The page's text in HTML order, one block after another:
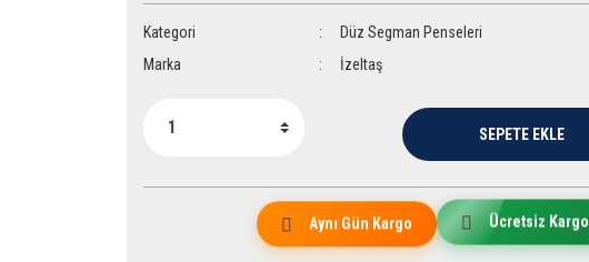
Kategori
Düz Segman Penseleri
Marka
İzeltaş
SEPETE EKLE
Aynı Gün Kargo Ücretsiz Kargo